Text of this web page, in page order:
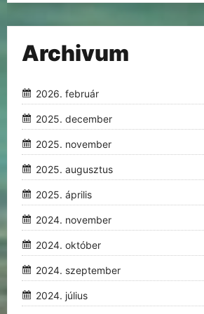
Archivum
2026. február
2025. december
2025. november
2025. augusztus
2025. április
2024. november
2024. október
2024. szeptember
2024. július